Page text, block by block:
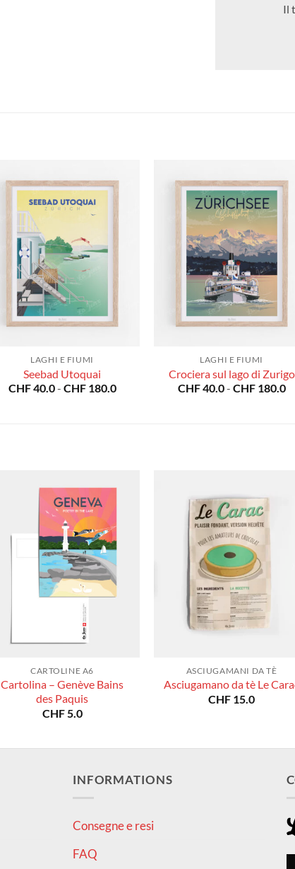
Il
LAGHI E FIUMI
Seebad Utoquai
CHF40.0- CHF180.0Fascia
LAGHI E FIUMI
Crociera sul lago di Zurigo
CHF40.0- CHF180.0
CARTOLINE A6
Cartolina – Genève Bains
des Paquis
CHF5.0
ASCIUGAMANI DA TÈ
Asciugamano da tè Le
CHF 15.0
INFORMATIONS
Consegne e resi
FAQ